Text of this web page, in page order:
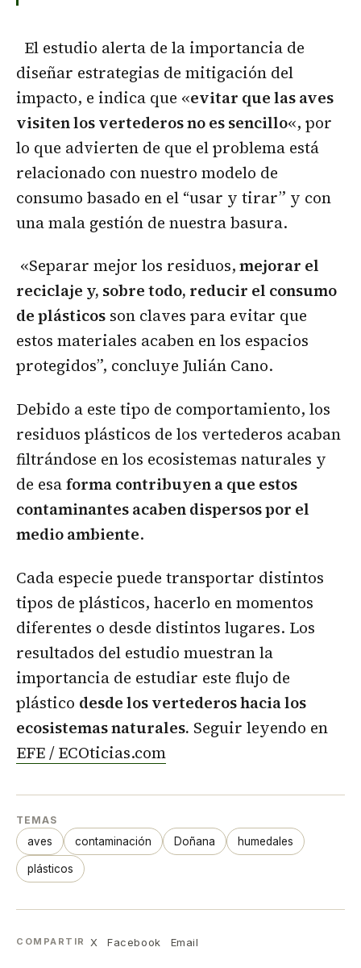
El estudio alerta de la importancia de
diseñar estrategias de mitigación del
impacto, e indica que «evitar que las aves
visiten los vertederos no es sencillo«, por
lo que advierten de que el problema está
relacionado con nuestro modelo de
consumo basado en el “usar y tirar” y con
una mala gestión de nuestra basura.
«Separar mejor los residuos,mejorar el
reciclaje y, sobre todo, reducir el consumo
de plásticos son claves para evitar que
estos materiales acaben en los espacios
protegidos”, concluye Julián Cano.
Debido a este tipo de comportamiento, los
residuos plásticos de los vertederos acaban
filtrándose en los ecosistemas naturales y
de esaforma contribuyen a que estos
contaminantes acaben dispersos por el
medio ambiente.
Cada especie puede transportar distintos
tipos de plásticos, hacerlo en momentos
diferentes o desde distintos lugares. Los
resultados del estudio muestran la
importancia de estudiar este flujo de
plástico desde los vertederos hacia los
ecosistemas naturales. Seguir leyendo en
EFE / ECOticias.com
TEMAS
aves contaminación Doñana humedales
plásticos
COMPARTIR X Facebook Email